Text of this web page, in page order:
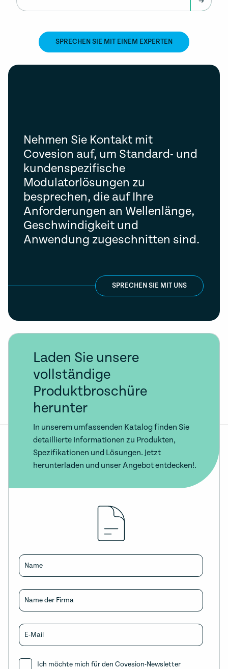
SPRECHEN SIE MIT EINEM EXPERTEN
Nehmen Sie Kontakt mit
Covesion auf, um Standard- und
kundenspezifische
Modulatorlösungen zu
besprechen, die auf Ihre
Anforderungen an Wellenlänge,
Geschwindigkeit und
Anwendung zugeschnitten sind.
SPRECHEN SIE MIT UNS
Laden Sie unsere
vollständige
Produktbroschüre
herunter
In unserem umfassenden Katalog finden Sie
detaillierte Informationen zu Produkten,
Spezifikationen und Lösungen. Jetzt
herunterladen und unser Angebot entdecken!.
Name
Name der Firma
E-Mail
Ich möchte mich für den Covesion-Newsletter